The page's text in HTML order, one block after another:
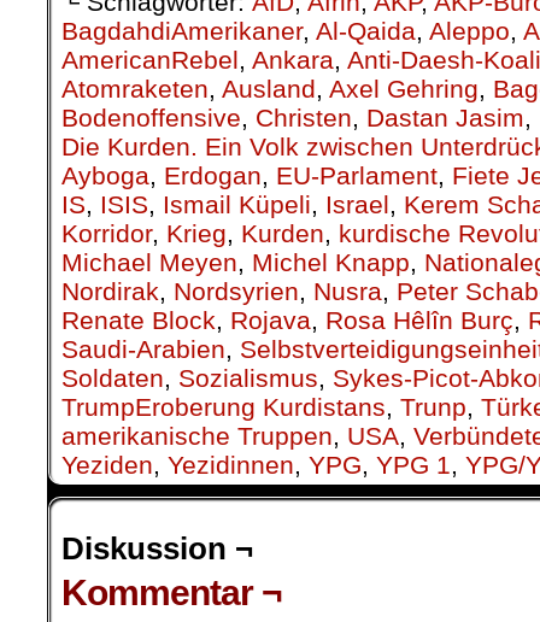
BagdahdiAmerikaner, Al-Qaida, Aleppo,
AmericanRebel, Ankara, Anti-Daesh-
Atomraketen, Ausland, Axel Gehring,
Bodenoffensive, Christen, Dastan Jasim,
Die Kurden. Ein Volk zwischen
Ayboga, Erdogan, EU-Parlament, Fiete
IS, ISIS, Ismail Küpeli, Israel, Kerem
Korridor, Krieg, Kurden, kurdische
Michael Meyen, Michel Knapp,
Nordirak, Nordsyrien, Nusra, Peter
Renate Block, Rojava, Rosa Hêlîn Burç,
Saudi-Arabien,
Soldaten, Sozialismus, Sykes-Picot-
TrumpEroberung Kurdistans, Trunp,
amerikanische Truppen, USA,
Yeziden, Yezidinnen, YPG, YPG 1, YPG/
Diskussion ¬
Kommentar ¬